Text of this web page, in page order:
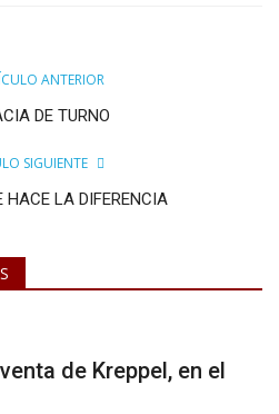
ANTERIOR
DE TURNO
SIGUIENTE
HACE LA DIFERENCIA
de Kreppel, en el